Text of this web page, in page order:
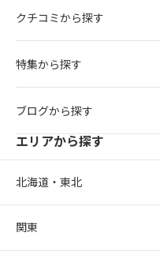
クチコミから探す
特集から探す
ブログから探す
エリアから探す
北海道・東北
関東